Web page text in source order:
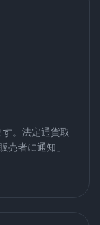
。法定通貨取
売者に通知」